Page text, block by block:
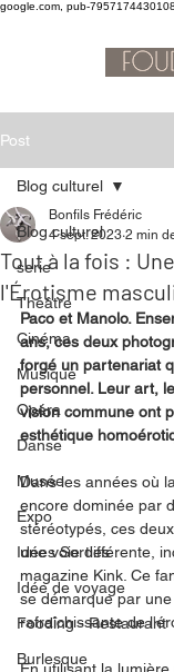
google.com, pub-
Post
Blog culturel
serie
Théâtre
Cinéma
Musique
Opéra
Danse
Musée
Expo
Idées Sorties
Idée de voyage
Fooding - Restaurant
Burlesque
Blog culturel
Tout à la fois :
l'Érotisme
Bonfils Frédéric
4 sept. 2023 2 min
Paco et Manolo.
ans, ces deux
forgé un partenariat
personnel. Leur art,
vision commune ont
esthétique
Dans les années où
encore dominée par
stéréotypés, ces
une voie différente,
magazine Kink. Ce
se démarque par
rafraîchissante de